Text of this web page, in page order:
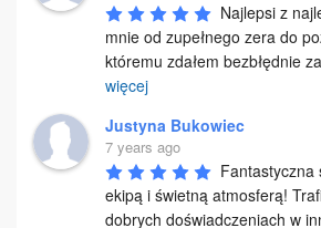
Najlepsi z
mnie od zupełnego zera do
któremu zdałem bezbłędnie
więcej
Justyna Bukowiec
7 years ago
Fantastyczna
ekipą i świetną atmosferą!
dobrych doświadczeniach w